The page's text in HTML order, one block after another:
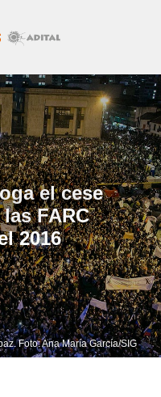
el cese
FARC
2016
Foto: Ana María García/SIG